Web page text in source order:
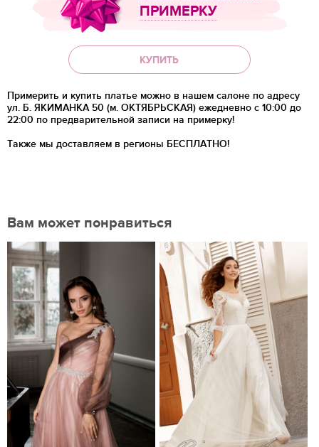
ПРИМЕРКУ
КУПИТЬ
Примерить и купить платье можно в нашем салоне по адресу
ул. Б. ЯКИМАНКА 50 (м. ОКТЯБРЬСКАЯ) ежедневно с 10:00 до
22:00 по предварительной записи на примерку!
Также мы доставляем в регионы БЕСПЛАТНО!
Вам может понравиться
Нравится